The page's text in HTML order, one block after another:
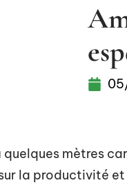
mètres
la productivité